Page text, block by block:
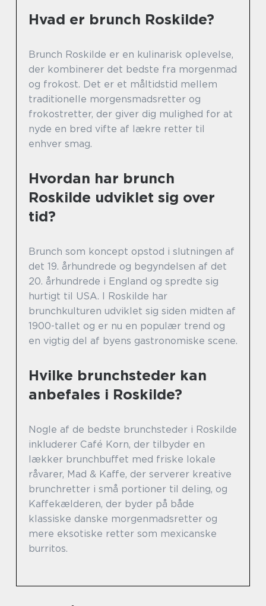
Hvad er brunch Roskilde?
Brunch Roskilde er en kulinarisk oplevelse,
der kombinerer det bedste fra morgenmad
og frokost. Det er et måltidstid mellem
traditionelle morgensmadsretter og
frokostretter, der giver dig mulighed for at
nyde en bred vifte af lækre retter til
enhver smag.
Hvordan har brunch
Roskilde udviklet sig over
tid?
Brunch som koncept opstod i slutningen af
det 19. århundrede og begyndelsen af det
20. århundrede i England og spredte sig
hurtigt til USA. I Roskilde har
brunchkulturen udviklet sig siden midten af
1900-tallet og er nu en populær trend og
en vigtig del af byens gastronomiske scene.
Hvilke brunchsteder kan
anbefales i Roskilde?
Nogle af de bedste brunchsteder i Roskilde
inkluderer Café Korn, der tilbyder en
lækker brunchbuffet med friske lokale
råvarer, Mad & Kaffe, der serverer kreative
brunchretter i små portioner til deling, og
Kaffekælderen, der byder på både
klassiske danske morgenmadsretter og
mere eksotiske retter som mexicanske
burritos.